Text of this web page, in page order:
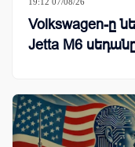
Volkswagen-ը
Jetta M6